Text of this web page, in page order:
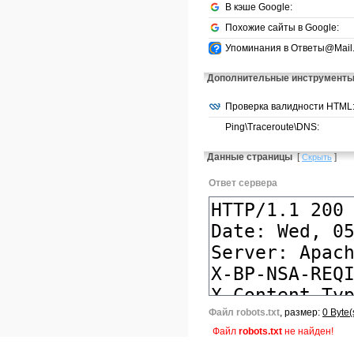
В кэше Google:
Похожие сайты в Google:
Упоминания в
Дополнительные инструменты
Проверка валидности HTML:
Ping\Traceroute\DNS:
Данные страницы [Скрыть]
Ответ сервера
Файл robots.txt , размер: 0
Файл robots.txt не найден!